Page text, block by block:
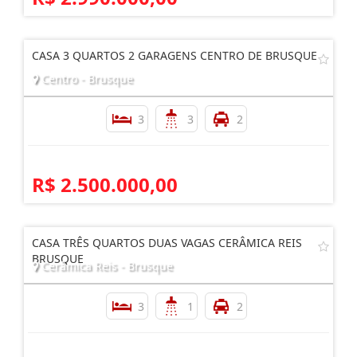
CASA 3 QUARTOS 2 GARAGENS CENTRO DE BRUSQUE
Centro - Brusque
3 3 2
R$ 2.500.000,00
CASA TRÊS QUARTOS DUAS VAGAS CERÂMICA REIS
BRUSQUE
Cerâmica Reis - Brusque
3 1 2